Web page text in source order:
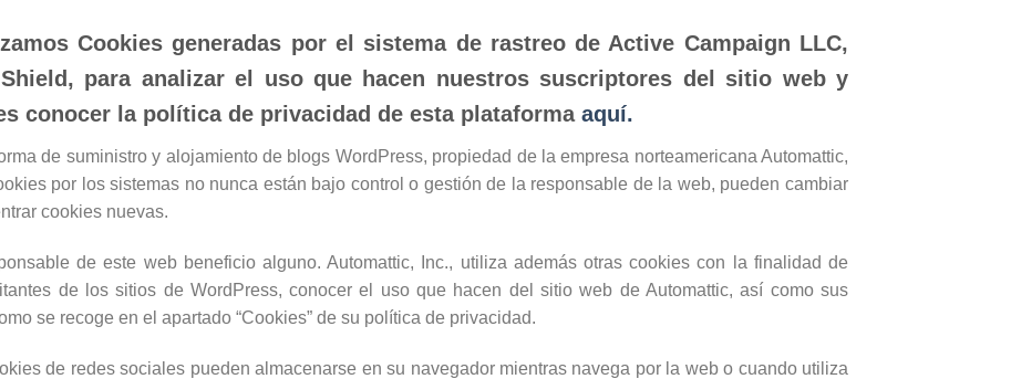
Cookies generadas por el sistema de rastreo de Active Campaign LLC,
para analizar el uso que hacen nuestros suscriptores del sitio web y
conocer la política de privacidad de esta plataforma aquí.
de suministro y alojamiento de blogs WordPress, propiedad de la empresa norteamericana Automattic,
por los sistemas no nunca están bajo control o gestión de la responsable de la web, pueden cambiar
cookies nuevas.
de este web beneficio alguno. Automattic, Inc., utiliza además otras cookies con la finalidad de
de los sitios de WordPress, conocer el uso que hacen del sitio web de Automattic, así como sus
se recoge en el apartado “Cookies” de su política de privacidad.
de redes sociales pueden almacenarse en su navegador mientras navega por la web o cuando utiliza